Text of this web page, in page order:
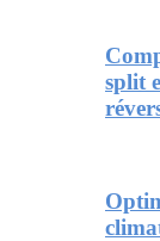
split